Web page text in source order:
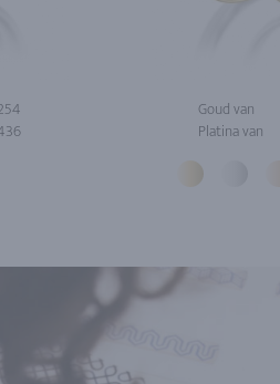
Goud van
Platina van